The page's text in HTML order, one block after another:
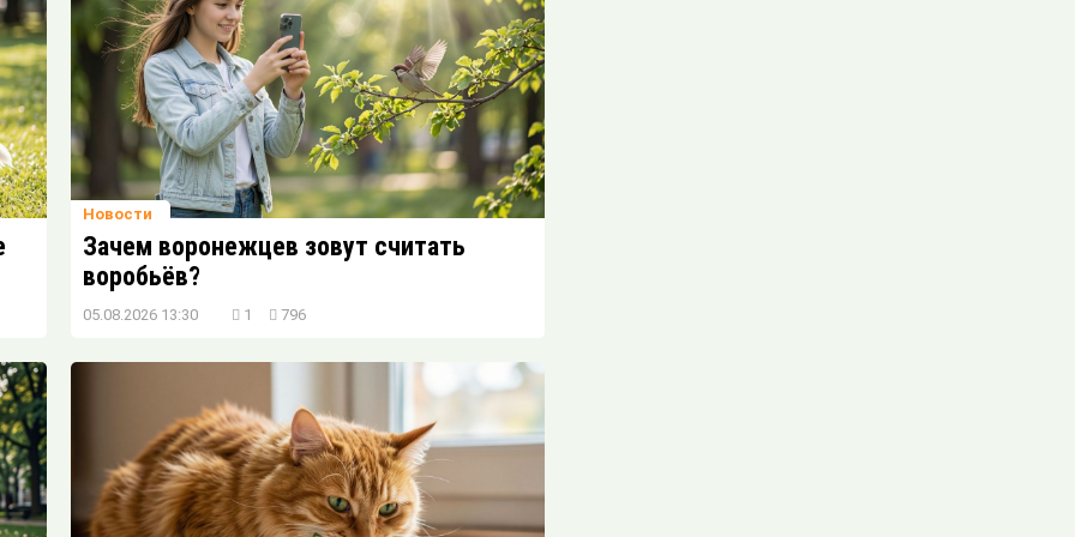
Результат побоев от хозяина. Не знаю
что делать
Новости
Зачем воронежцев зовут считать
воробьёв?
05.08.2026 13:30 1 796